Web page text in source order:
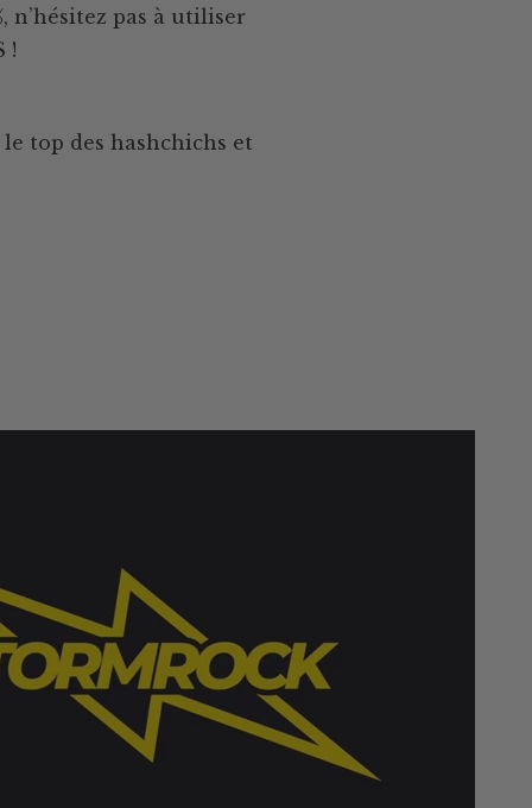
n’hésitez pas à utiliser
!
top des hashchichs et